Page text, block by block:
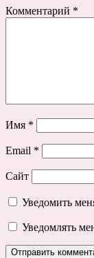
Комментарий *
Имя *
Email *
Сайт
Уведомить
Уведомлять